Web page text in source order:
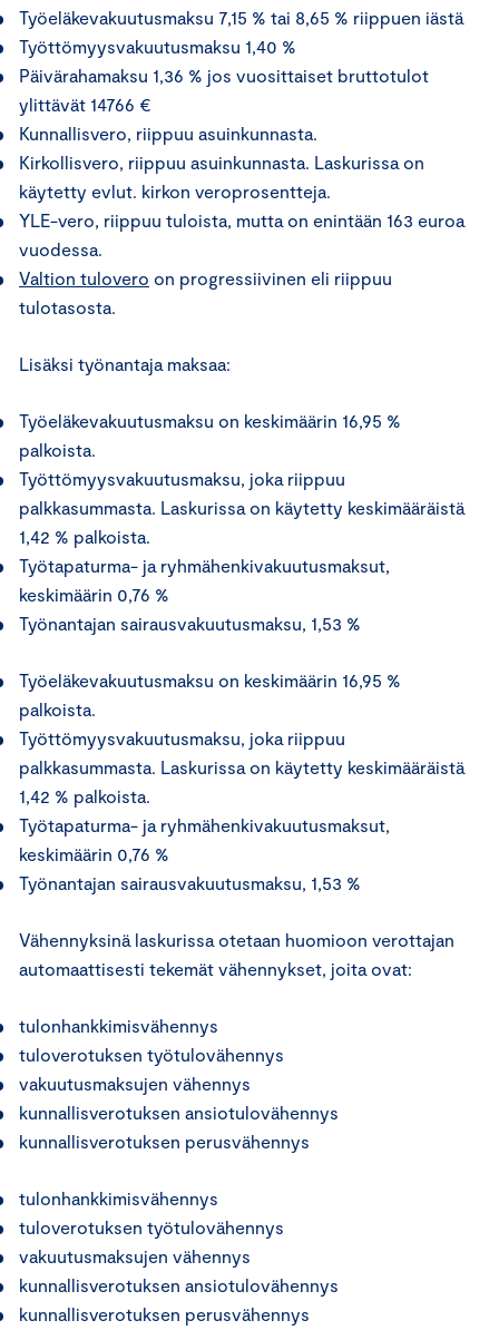
Työeläkevakuutusmaksu 7,15 % tai 8,65 % riippuen iästä
Työttömyysvakuutusmaksu 1,40 %
Päivärahamaksu 1,36 % jos vuosittaiset bruttotulot
ylittävät 14766 €
Kunnallisvero, riippuu asuinkunnasta.
Kirkollisvero, riippuu asuinkunnasta. Laskurissa on
käytetty evlut. kirkon veroprosentteja.
YLE-vero, riippuu tuloista, mutta on enintään 163 euroa
vuodessa.
Valtion tulovero on progressiivinen eli riippuu
tulotasosta.
Lisäksi työnantaja maksaa:
Työeläkevakuutusmaksu on keskimäärin 16,95 %
palkoista.
Työttömyysvakuutusmaksu, joka riippuu
palkkasummasta. Laskurissa on käytetty keskimääräistä
1,42 % palkoista.
Työtapaturma- ja ryhmähenkivakuutusmaksut,
keskimäärin 0,76 %
Työnantajan sairausvakuutusmaksu, 1,53 %
Työeläkevakuutusmaksu on keskimäärin 16,95 %
palkoista.
Työttömyysvakuutusmaksu, joka riippuu
palkkasummasta. Laskurissa on käytetty keskimääräistä
1,42 % palkoista.
Työtapaturma- ja ryhmähenkivakuutusmaksut,
keskimäärin 0,76 %
Työnantajan sairausvakuutusmaksu, 1,53 %
Vähennyksinä laskurissa otetaan huomioon verottajan
automaattisesti tekemät vähennykset, joita ovat:
tulonhankkimisvähennys
tuloverotuksen työtulovähennys
vakuutusmaksujen vähennys
kunnallisverotuksen ansiotulovähennys
kunnallisverotuksen perusvähennys
tulonhankkimisvähennys
tuloverotuksen työtulovähennys
vakuutusmaksujen vähennys
kunnallisverotuksen ansiotulovähennys
kunnallisverotuksen perusvähennys